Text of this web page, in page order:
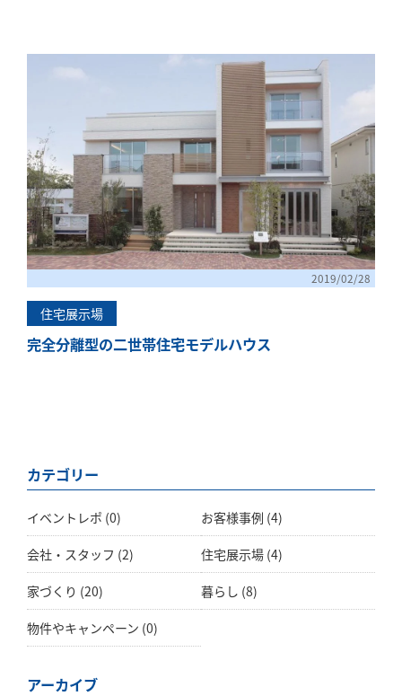
2019/02/28
住宅展示場
完全分離型の二世帯住宅モデルハウス
カテゴリー
イベントレポ (0) お客様事例 (4)
会社・スタッフ (2) 住宅展示場 (4)
家づくり (20) 暮らし (8)
物件やキャンペーン (0)
アーカイブ